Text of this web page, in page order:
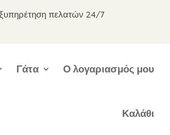
πελατών 24/7
Γάτα Ο λογαριασμός μου
Καλάθι